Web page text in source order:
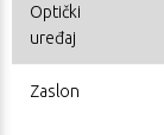
Optički
uređaj
Zaslon